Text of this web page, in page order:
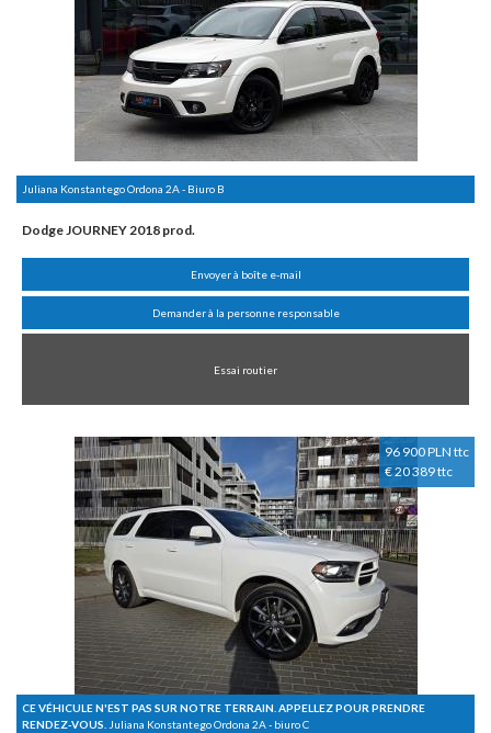
Juliana Konstantego Ordona 2A - Biuro B
Dodge JOURNEY 2018 prod.
Envoyer à boîte e-mail
Demander à la personne responsable
Essai routier
96 900 PLN ttc
€ 20 389 ttc
CE VÉHICULE N'EST PAS SUR NOTRE TERRAIN. APPELLEZ POUR PRENDRE
RENDEZ-VOUS. Juliana Konstantego Ordona 2A - biuro C